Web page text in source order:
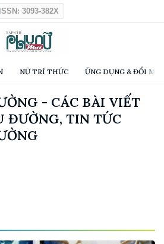
ISSN: 3093-382X
NỮ TRÍ THỨC ỨNG DỤNG & ĐỔI
- CÁC BÀI VIẾT
ĐƯỜNG, TIN TỨC